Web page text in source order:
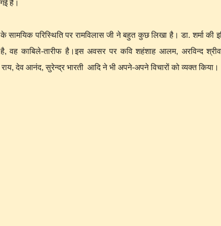
है।
परिस्थिति पर रामविलास जी ने बहुत कुछ लिखा है। डा. शर्मा की
वह काबिले-तारीफ है।इस अवसर पर कवि शहंशाह आलम, अरविन्द
देव आनंद, सुरेन्द्र भारती आदि ने भी अपने-अपने विचारों को व्यक्त किया।